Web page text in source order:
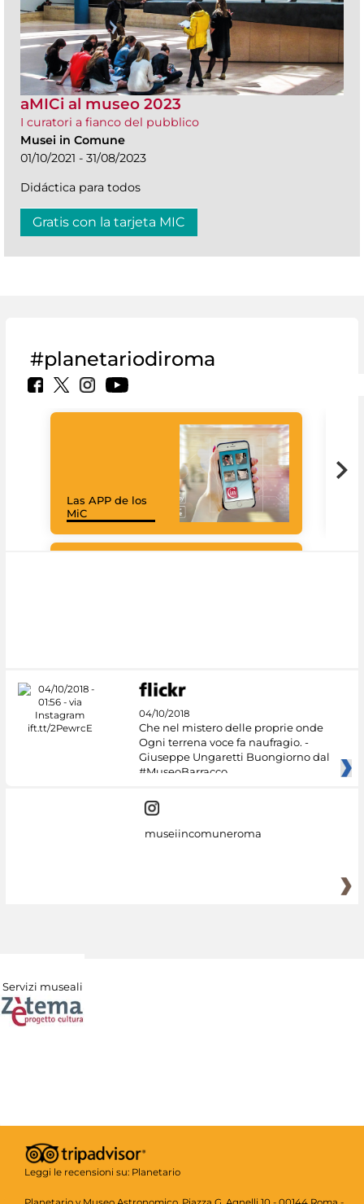
aMICi al museo 2023
I curatori a fianco del pubblico
Musei in Comune
01/10/2021 - 31/08/2023
Didáctica para todos
Gratis con la tarjeta MIC
#planetariodiroma
Las APP de los
MiC
04/10/2018
Che nel mistero delle proprie onde
Ogni terrena voce fa naufragio. -
Giuseppe Ungaretti Buongiorno dal
#MuseoBarracco
museiincomuneroma
Servizi museali
Leggi le recensioni su: Planetario